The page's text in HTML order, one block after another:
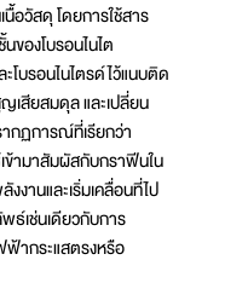
อวัสดุ โดยการใช้สาร
ของโบรอนไนไต
โบรอนไนไตรด์ไว้แนบติด
เสียสมดุล และเปลี่ยน
กฏการณ์ที่เรียกว่า
ข้ามาสัมผัสกับกราฟีนใน
งานและเริ่มเคลื่อนที่ไป
ธ์เช่นเดียวกับการ
ฟ้ากระแสตรงหรือ